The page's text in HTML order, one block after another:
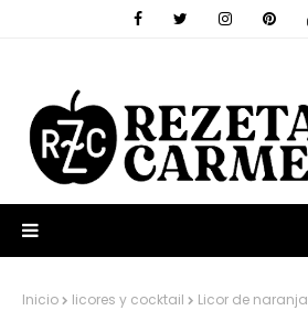
Inicio licores y cocktail Licor de naranja